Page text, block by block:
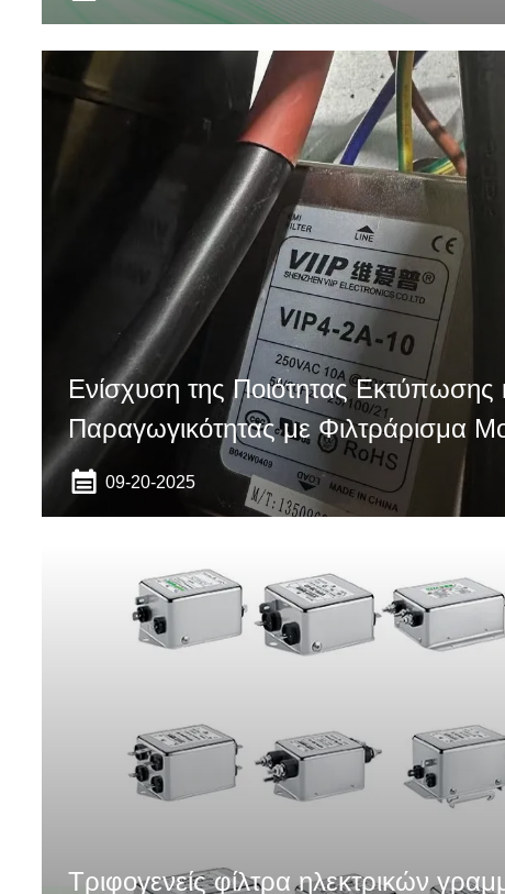
Ενίσχυση της Ποιότητας Εκτύπωσης
Παραγωγικότητας με Φιλτράρισμα
Ισχύος
09-20-2025
Τριφογενείς φίλτρα ηλεκτρικών